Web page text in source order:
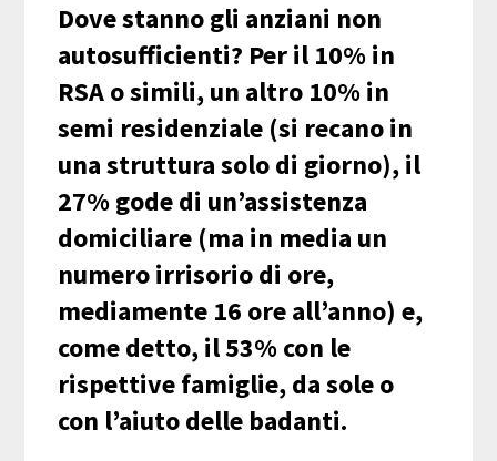
Dove stanno gli anziani non
autosufficienti? Per il 10% in
RSA o simili, un altro 10% in
semi residenziale (si recano in
una struttura solo di giorno), il
27% gode di un’assistenza
domiciliare (ma in media un
numero irrisorio di ore,
mediamente 16 ore all’anno) e,
come detto, il 53% con le
rispettive famiglie, da sole o
con l’aiuto delle badanti.